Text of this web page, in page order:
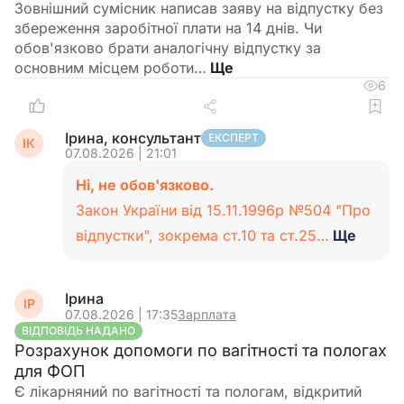
Зовнішний сумісник написав заяву на відпустку без
збереження заробітної плати на 14 днів. Чи
обов'язково брати аналогічну відпустку за
основним місцем роботи…
6
ІК Ірина, консультант ЕКСПЕРТ
07.08.2026 | 21:01
Ні, не обов'язково.
Закон України від 15.11.1996р №504 "Про
відпустки", зокрема ст.10 та ст.25… Ще
ІР Ірина
07.08.2026 | 17:35Зарплата
ВІДПОВІДЬ НАДАНО
Розрахунок допомоги по вагітності та пологах
для ФОП
Є лікарняний по вагітності та пологам, відкритий